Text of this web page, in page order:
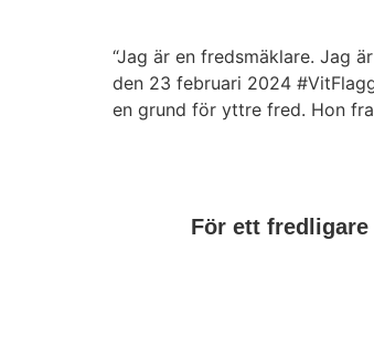
“Jag är en fredsmäklare. Jag
den 23 februari 2024
en grund för yttre fred. Hon
För ett fredligare